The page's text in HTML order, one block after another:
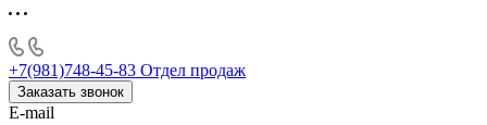
+7(981)748-45-83 Отдел продаж
Заказать звонок
E-mail